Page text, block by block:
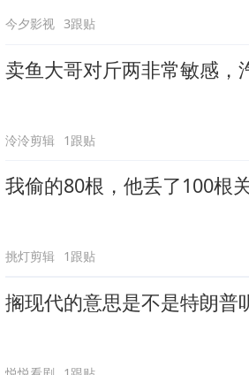
今夕影视 3跟贴
卖鱼大哥对斤两非常敏感，
泠泠剪辑 1跟贴
我偷的80根，他丢了100根
挑灯剪辑 1跟贴
搁现代的意思是不是特朗普